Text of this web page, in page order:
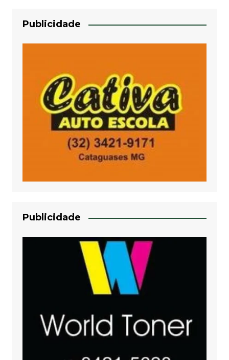
Publicidade
Publicidade